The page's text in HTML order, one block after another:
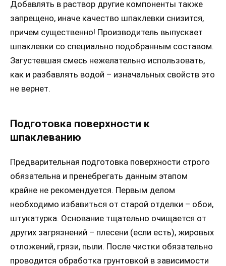
Добавлять в раствор другие компоненты также
запрещено, иначе качество шпаклевки снизится,
причем существенно! Производитель выпускает
шпаклевки со специально подобранным составом.
Загустевшая смесь нежелательно использовать,
как и разбавлять водой – изначальных свойств это
не вернет.
Подготовка поверхности к
шпаклеванию
Предварительная подготовка поверхности строго
обязательна и пренебрегать данным этапом
крайне не рекомендуется. Первым делом
необходимо избавиться от старой отделки – обои,
штукатурка. Основание тщательно очищается от
других загрязнений – плесени (если есть), жировых
отложений, грязи, пыли. После чистки обязательно
проводится обработка грунтовкой в зависимости